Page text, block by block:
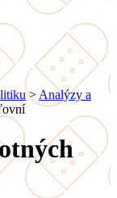
> Analýzy a